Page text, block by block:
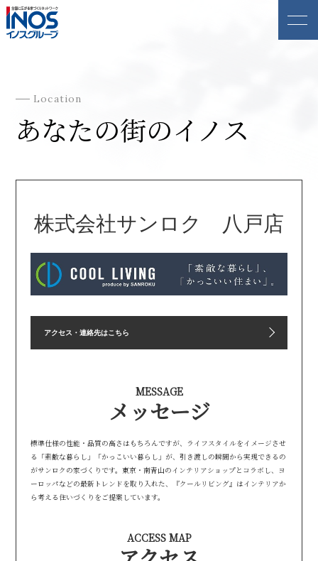
Location
あなたの街のイノス
株式会社サンロク 八戸店
アクセス・連絡先はこちら
MESSAGE
メッセージ
標準仕様の性能・品質の高さはもちろんですが、ライフスタイルをイメージさせ
る「素敵な暮らし」「かっこいい暮らし」が、引き渡しの瞬間から実現できるの
がサンロクの家づくりです。東京・南青山のインテリアショップとコラボし、ヨ
ーロッパなどの最新トレンドを取り入れた、『クールリビング』はインテリアか
ら考える住いづくりをご提案しています。
ACCESS MAP